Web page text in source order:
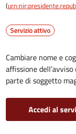
(
Servizio attivo
Cambiare nome e
affissione
parte di soggetto
Accedi al